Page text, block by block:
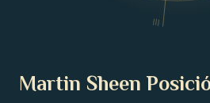
III
Martin Sheen